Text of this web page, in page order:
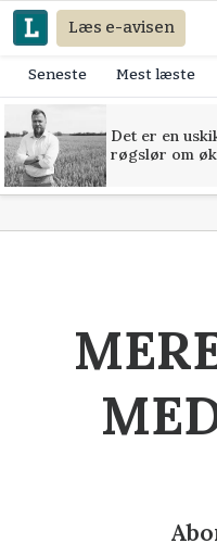
Læs e-avisen
Seneste Mest læste
Det er en
røgslør om